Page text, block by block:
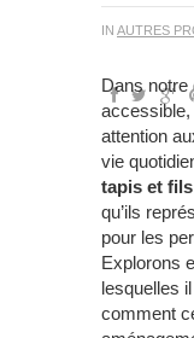
IN AUTRES
Dans notre
accessible,
attention
vie
tapis et fils
qu’ils
pour les
Explorons
lesquelles
comment